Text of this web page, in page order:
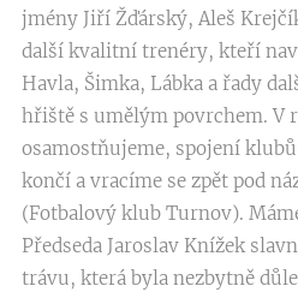
jmény Jiří Žďárský, Aleš
další kvalitní trenéry, kteří
Havla, Šimka, Lábka a řady
hřiště s umělým povrchem. V
osamostňujeme, spojení
končí a vracíme se zpět pod
(Fotbalový klub Turnov).
Předseda Jaroslav Knížek
trávu, která byla nezbytně